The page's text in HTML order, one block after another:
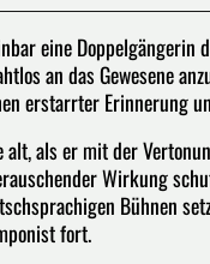
eine
an das Gewesene
erstarrter Erinnerung
als er mit der
Wirkung
Bühnen
fort.